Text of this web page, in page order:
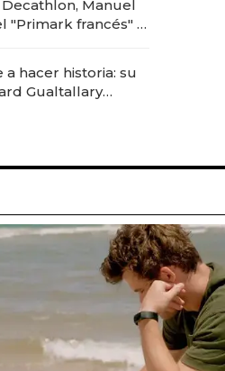
Manuel
"Primark francés" a
a hacer historia: su
Gualtallary